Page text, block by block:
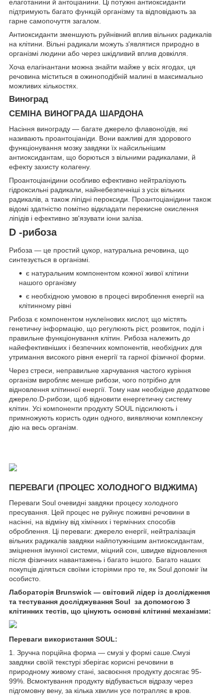
елаготанини й антоціанини. Ці потужні антиоксиданти
підтримують багато функцій організму та відповідають за
гарне самопочуття загалом.
Антиоксиданти зменшують руйнівний вплив вільних радикалів
на клітини. Вільні радикали можуть з'являтися природно в
організмі людини або через шкідливий вплив довкілля.
Хоча елагінантани можна знайти майже у всіх ягодах, ця
речовина міститься в ожиноподібній малині в максимально
можливих кількостях.
Виноград
СЕМІНА ВИНОГРАДА ШАРДОНА
Насіння винограду — багате джерело флавоноїдів, які
називають проантоціаніди. Вони важливі для здорового
функціонування мозку завдяки їх найсильнішим
антиоксидантам, що борються з вільними радикалами, й
ефекту захисту колагену.
Проантоціанідини особливо ефективно нейтралізують
гідроксильні радикали, найнебезпечніші з усіх вільних
радикалів, а також ліпідні пероксиди. Проантоціанідини також
відомі здатністю помітно відкладати перекисне окислення
ліпідів і ефективно зв'язувати іони заліза.
D -рибоза
Рибоза — це простий цукор, натуральна речовина, що
синтезується в організмі.
є натуральним компонентом кожної живої клітини
нашого організму
є необхідною умовою в процесі вироблення енергії на
клітинному рівні
Рибоза є компонентом нуклеїнових кислот, що містять
генетичну інформацію, що регулюють ріст, розвиток, поділ і
правильне функціонування клітин. Рибоза належить до
найефективніших і безпечних компонентів, необхідних для
утримання високого рівня енергії та гарної фізичної форми.
Через стреси, неправильне харчування частого куріння
організм виробляє менше рибози, чого потрібно для
відновлення клітинної енергії. Тому нам необхідне додаткове
джерело.D-рибози, щоб відновити енергетичну систему
клітин. Усі компоненти продукту SOUL підсилюють і
примножують користь один одного, виявляючи комплексну
дію на весь організм.
ПЕРЕВАГИ (ПРОЦЕС ХОЛОДНОГО ВІДЖИМА)
Переваги Soul очевидні завдяки процесу холодного
пресування. Цей процес не руйнує поживні речовини в
насінні, на відміну від хімічних і термічних способів
оброблення. Ці переваги: джерело енергії, нейтралізація
вільних радикалів завдяки найпотужнішим антиоксидантам,
зміцнення імунної системи, міцний сон, швидке відновлення
після фізичних навантажень і багато іншого. Багато наших
покупців діляться своїми історіями про те, як Soul допоміг їм
особисто.
Лабораторія Brunswick — світовий лідер із дослідження
та тестування досліджування Soul за допомогою 3
клітинних тестів, що цінують основні клітинні механізми:
Переваги використання SOUL:
1. Зручна порційна форма — смузі у формі саше.Смузі
завдяки своїй текстурі зберігає корисні речовини в
природному живому стані, засвоєння продукту досягає 95-
99%. Всмоктування продукту відбувається відразу через
підгомовну вену, за кілька хвилин усе потрапляє в кров.